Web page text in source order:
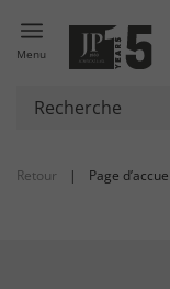
Menu
Retour | Page